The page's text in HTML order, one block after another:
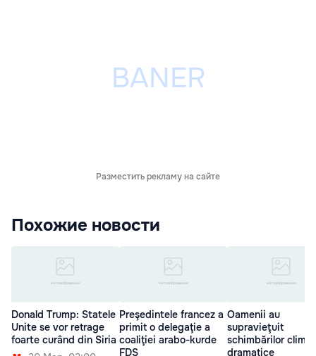
Разместить рекламу на сайте
Похожие новости
Donald Trump: Statele
Unite se vor retrage
foarte curând din Siria
Preşedintele francez a
primit o delegaţie a
coaliţiei arabo-kurde
FDS
Oamenii au
supravieţuit
schimbărilor
dramatice